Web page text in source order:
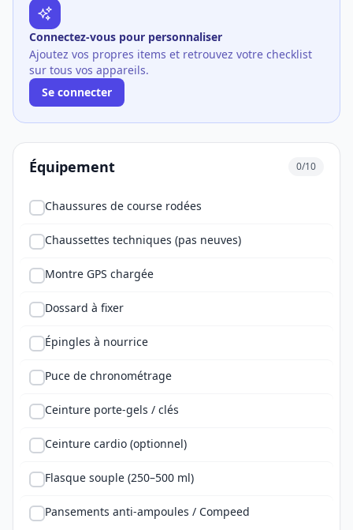
Connectez-vous pour personnaliser
Ajoutez vos propres items et retrouvez votre checklist
sur tous vos appareils.
Se connecter
Équipement 0/10
Chaussures de course rodées
Chaussettes techniques (pas neuves)
Montre GPS chargée
Dossard à fixer
Épingles à nourrice
Puce de chronométrage
Ceinture porte-gels / clés
Ceinture cardio (optionnel)
Flasque souple (250–500 ml)
Pansements anti-ampoules / Compeed